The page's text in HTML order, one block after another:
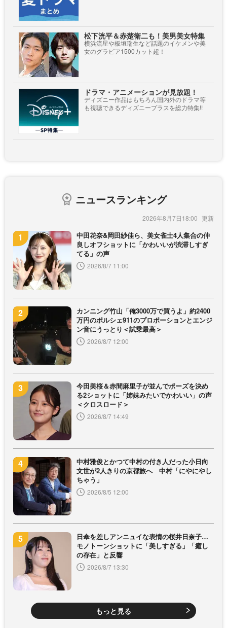
松下洸平＆赤楚衛二も！美男美女特集
横浜流星や板垣瑞生など話題のイケメンや美
女のグラビア1500カット超！
ドラマ・アニメーションが見放題！
ディズニー作品はもちろん国内外のドラマ等
も視聴できるディズニープラスを総力特集!!
ニュースランキング
2026年8月7日18:00
中田花奈&岡田紗佳ら、美女雀士4人集合の仲
良しオフショットに「かわいいが渋滞しすぎ
てる」の声
2026/8/7 11:00
カンニング竹山「俺3000万で買うよ」約2400
万円のポルシェ911のプロポーションとエンジ
ン音にうっとり＜試乗最高＞
2026/8/7 12:00
今田美桜＆赤間麻里子が並んでポーズを決め
る2ショットに「姉妹みたいでかわいい」の声
＜クロスロード＞
2026/8/7 14:49
中村雅俊とかつて中村の付き人だった小日向
文世が2人きりの京都旅へ 中村「にやにやし
ちゃう」
2026/8/5 12:00
日傘を差しアンニュイな表情の桜井日奈子…
モノトーンショットに「美しすぎる」「癒し
の存在」と反響
2026/8/7 13:30
もっと見る